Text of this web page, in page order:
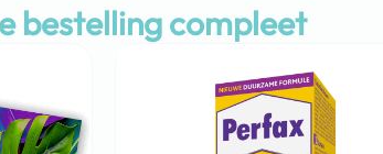
bestelling compleet